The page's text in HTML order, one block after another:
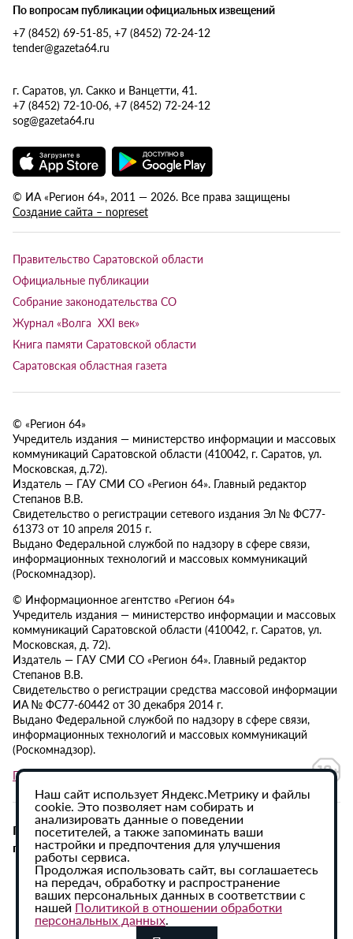
По вопросам публикации официальных извещений
+7 (8452) 69-51-85, +7 (8452) 72-24-12
tender@gazeta64.ru
г. Саратов, ул. Сакко и Ванцетти, 41.
+7 (8452) 72-10-06, +7 (8452) 72-24-12
sog@gazeta64.ru
© ИА «Регион 64», 2011 — 2026. Все права защищены
Создание сайта – nopreset
Правительство Саратовской области
Официальные публикации
Собрание законодательства СО
Журнал «Волга XXI век»
Книга памяти Саратовской области
Саратовская областная газета
© «Регион 64»
Учредитель издания — министерство информации и массовых
коммуникаций Саратовской области (410042, г. Саратов, ул.
Московская, д.72).
Издатель — ГАУ СМИ СО «Регион 64». Главный редактор
Степанов В.В.
Свидетельство о регистрации сетевого издания Эл № ФС77-
61373 от 10 апреля 2015 г.
Выдано Федеральной службой по надзору в сфере связи,
информационных технологий и массовых коммуникаций
(Роскомнадзор).
© Информационное агентство «Регион 64»
Учредитель издания — министерство информации и массовых
коммуникаций Саратовской области (410042, г. Саратов, ул.
Московская, д. 72).
Издатель — ГАУ СМИ СО «Регион 64». Главный редактор
Степанов В.В.
Свидетельство о регистрации средства массовой информации
ИА № ФС77-60442 от 30 декабря 2014 г.
Выдано Федеральной службой по надзору в сфере связи,
информационных технологий и массовых коммуникаций
(Роскомнадзор).
Политика в отношении обработки персональных данных
При использовании материалов сайта активная
гиперссылка на ИА «Регион 64» обязательна.
Наш сайт использует Яндекс.Метрику и файлы
cookie. Это позволяет нам собирать и
анализировать данные о поведении
посетителей, а также запоминать ваши
настройки и предпочтения для улучшения
работы сервиса.
Продолжая использовать сайт, вы соглашаетесь
на передач, обработку и распространение
ваших персональных данных в соответствии с
нашей Политикой в отношении обработки
персональных данных.